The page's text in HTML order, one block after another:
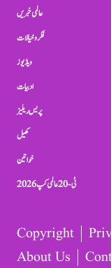
عالمی خبریں
فکر و خیالات
ویڈیوز
ادبیات
پریس ریلیز
کھیل
خواتین
ٹی-20 عالمی کپ 2026
Copyright
About Us